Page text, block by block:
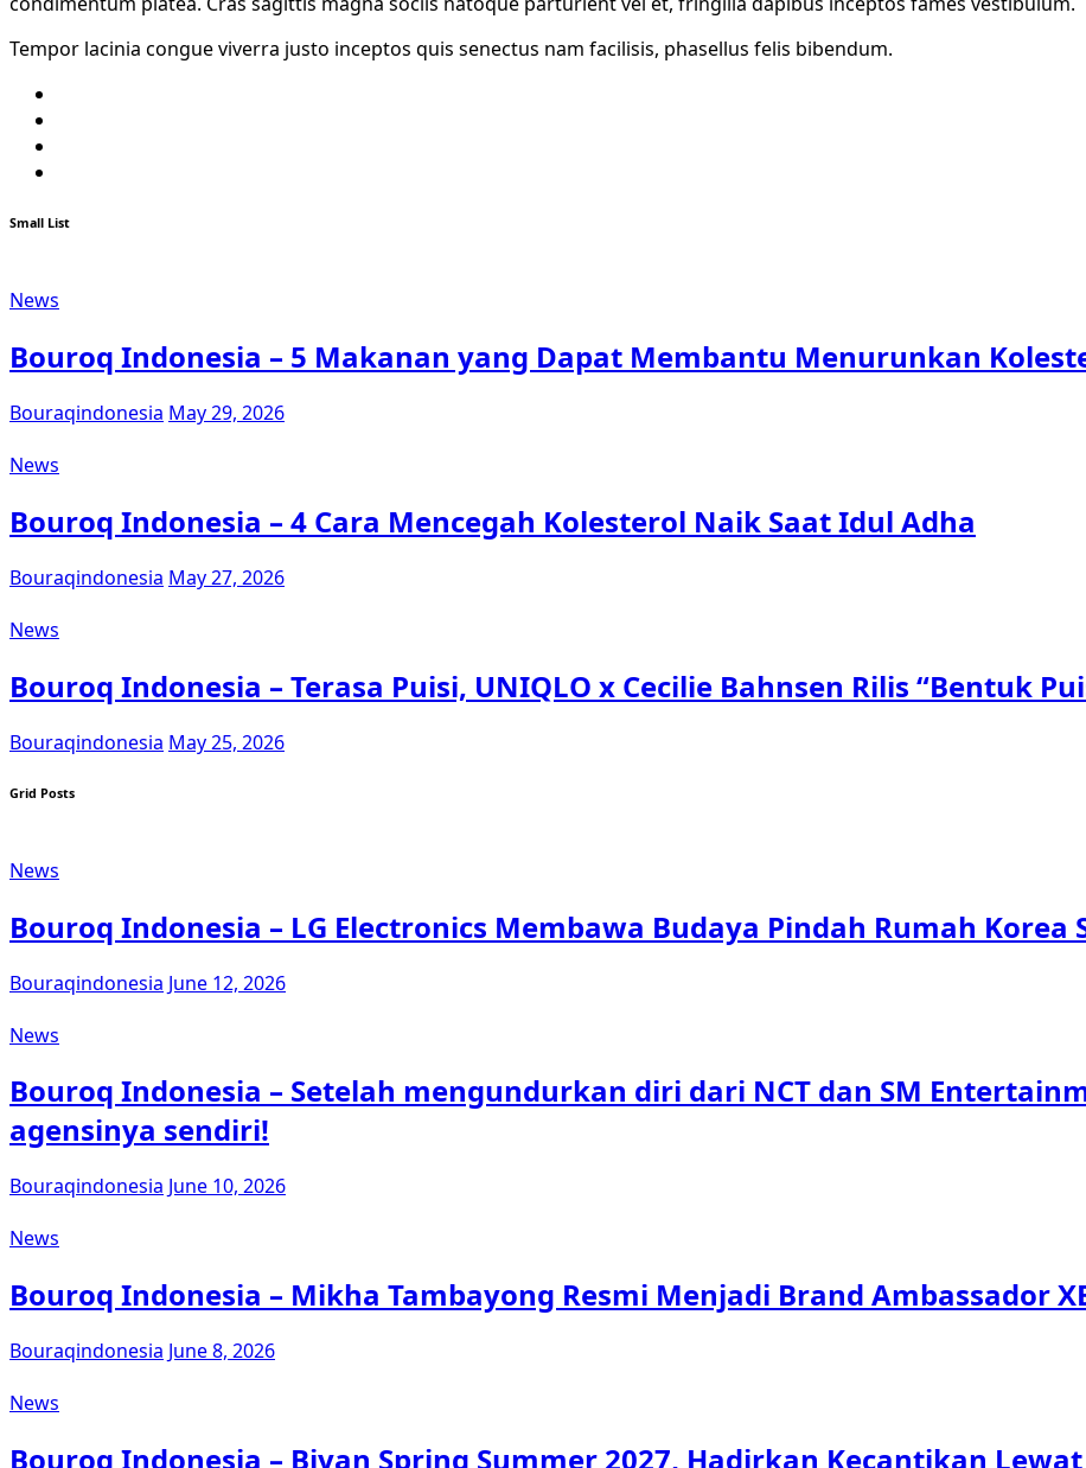
Tempor lacinia congue viverra justo inceptos quis senectus nam facilisis, phasellus felis bibendum.
Small List
News
Bouroq Indonesia – 5 Makanan yang Dapat Membantu Menurunkan
Bouraqindonesia May 29, 2026
News
Bouroq Indonesia – 4 Cara Mencegah Kolesterol Naik Saat Idul Adha
Bouraqindonesia May 27, 2026
News
Bouroq Indonesia – Terasa Puisi, UNIQLO x Cecilie Bahnsen Rilis “Bentuk
Bouraqindonesia May 25, 2026
Grid Posts
News
Bouroq Indonesia – LG Electronics Membawa Budaya Pindah Rumah Korea
Bouraqindonesia June 12, 2026
News
Bouroq Indonesia – Setelah mengundurkan diri dari NCT dan SM
agensinya sendiri!
Bouraqindonesia June 10, 2026
News
Bouroq Indonesia – Mikha Tambayong Resmi Menjadi Brand Ambassador
Bouraqindonesia June 8, 2026
News
Bouroq Indonesia – Biyan Spring Summer 2027, Hadirkan Kecantikan Lewat